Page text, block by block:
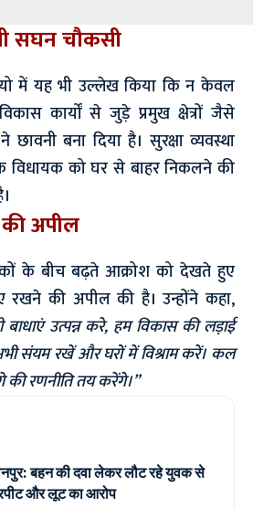
सघन चौकसी
में यह भी उल्लेख किया कि न केवल
कार्यों से जुड़े प्रमुख क्षेत्रों जैसे
बना दिया है। सुरक्षा व्यवस्था
विधायक को घर से बाहर निकलने की
अपील
के बीच बढ़ते आक्रोश को देखते हुए
रखने की अपील की है। उन्होंने कहा,
बाधाएं उत्पन्न करे, हम विकास की लड़ाई
संयम रखें और घरों में विश्राम करें। कल
रणनीति तय करेंगे।”
बहन की दवा लेकर लौट रहे युवक से
और लूट का आरोप